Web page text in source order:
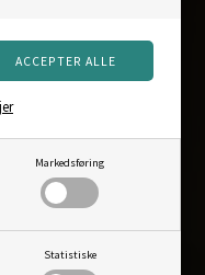
Markedsføring
Statistiske